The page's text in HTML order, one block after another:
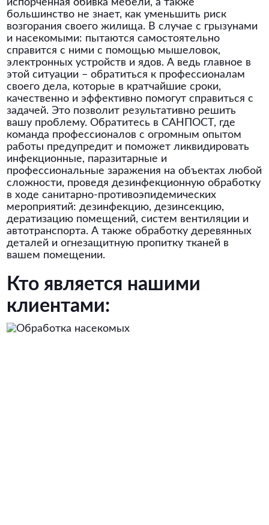
испорченная обивка мебели, а также
большинство не знает, как уменьшить риск
возгорания своего жилища. В случае с грызунами
и насекомыми: пытаются самостоятельно
справится с ними с помощью мышеловок,
электронных устройств и ядов. А ведь главное в
этой ситуации – обратиться к профессионалам
своего дела, которые в кратчайшие сроки,
качественно и эффективно помогут справиться с
задачей. Это позволит результативно решить
вашу проблему. Обратитесь в САНПОСТ, где
команда профессионалов с огромным опытом
работы предупредит и поможет ликвидировать
инфекционные, паразитарные и
профессиональные заражения на объектах любой
сложности, проведя дезинфекционную обработку
в ходе санитарно-противоэпидемических
мероприятий: дезинфекцию, дезинсекцию,
дератизацию помещений, систем вентиляции и
автотранспорта. А также обработку деревянных
деталей и огнезащитную пропитку тканей в
вашем помещении.
Кто является нашими
клиентами: